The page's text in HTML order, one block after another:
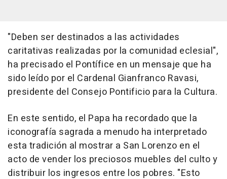
"Deben ser destinados a las actividades
caritativas realizadas por la comunidad eclesial",
ha precisado el Pontífice en un mensaje que ha
sido leído por el Cardenal Gianfranco Ravasi,
presidente del Consejo Pontificio para la Cultura.
En este sentido, el Papa ha recordado que la
iconografía sagrada a menudo ha interpretado
esta tradición al mostrar a San Lorenzo en el
acto de vender los preciosos muebles del culto y
distribuir los ingresos entre los pobres. "Esto